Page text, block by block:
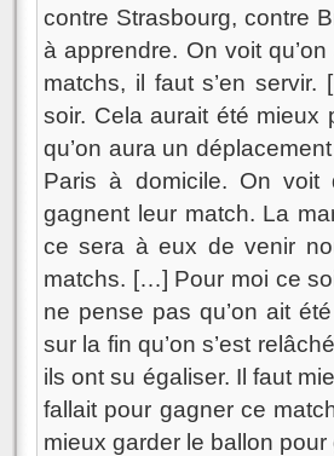
contre Strasbourg, contre
à apprendre. On voit
matchs, il faut s’en
soir. Cela aurait été mieux
qu’on aura un
Paris à domicile. On
gagnent leur match. La
ce sera à eux de venir
matchs. […] Pour moi ce
ne pense pas qu’on ait
sur la fin qu’on s’est
ils ont su égaliser. Il faut
fallait pour gagner ce
mieux garder le ballon